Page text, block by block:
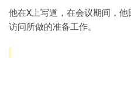
他在X上写道，在会议期间，
访问所做的准备工作。